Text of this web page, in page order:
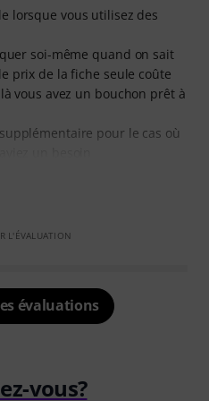
lorsque vous utilisez des
soi-même quand on sait
prix de la fiche seule coûte
vous avez un bouchon prêt à
pour le cas où
L'ÉVALUATION
évaluations
vous?